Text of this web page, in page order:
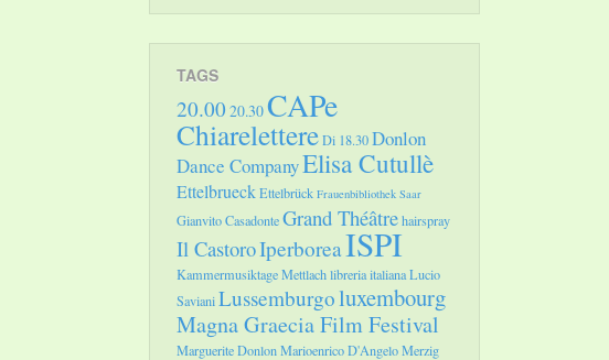
TAGS
20.00 20.30CAPe
ChiarelettereDi 18.30Donlon
Dance CompanyElisa Cutullè
EttelbrueckEttelbrück Frauenbibliothek Saar
Gianvito CasadonteGrand Théâtrehairspray
Il CastoroIperboreaISPI
Kammermusiktage Mettlachlibreria italianaLucio
SavianiLussemburgoluxembourg
Magna Graecia Film Festival
Marguerite DonlonMarioenrico D'AngeloMerzig